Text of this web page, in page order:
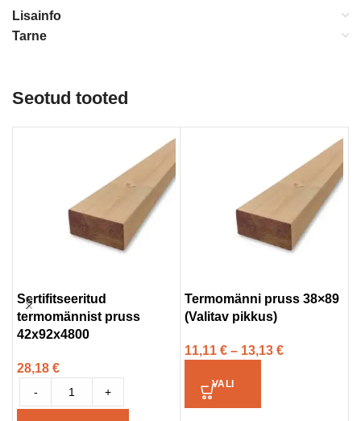
Lisainfo
Tarne
Seotud tooted
Sertifitseeritud
termomännist pruss
42x92x4800
28,18 €
- +
Termomänni pruss 38×89
(Valitav pikkus)
11,11 € – 13,13 €
VALI